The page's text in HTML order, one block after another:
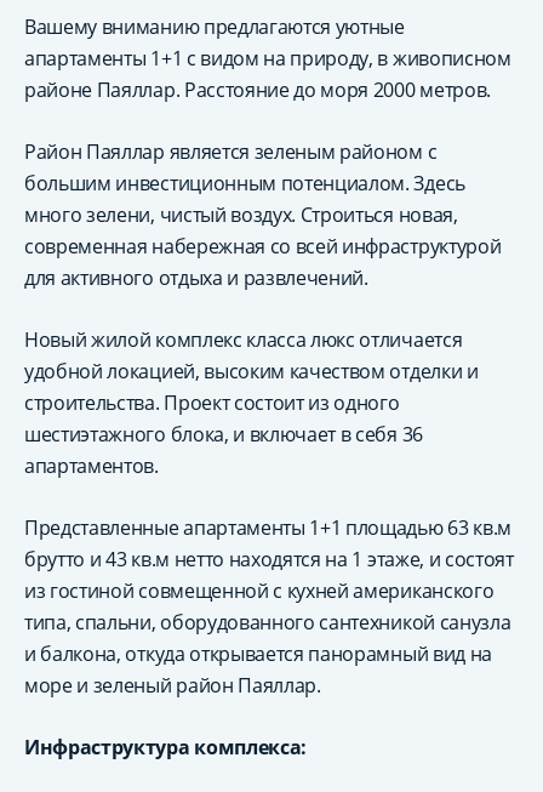
Вашему вниманию предлагаются уютные
апартаменты 1+1 с видом на природу, в живописном
районе Паяллар. Расстояние до моря 2000 метров.
Район Паяллар является зеленым районом с
большим инвестиционным потенциалом. Здесь
много зелени, чистый воздух. Строиться новая,
современная набережная со всей инфраструктурой
для активного отдыха и развлечений.
Новый жилой комплекс класса люкс отличается
удобной локацией, высоким качеством отделки и
строительства. Проект состоит из одного
шестиэтажного блока, и включает в себя 36
апартаментов.
Представленные апартаменты 1+1 площадью 63 кв.м
брутто и 43 кв.м нетто находятся на 1 этаже, и состоят
из гостиной совмещенной с кухней американского
типа, спальни, оборудованного сантехникой санузла
и балкона, откуда открывается панорамный вид на
море и зеленый район Паяллар.
Инфраструктура комплекса: